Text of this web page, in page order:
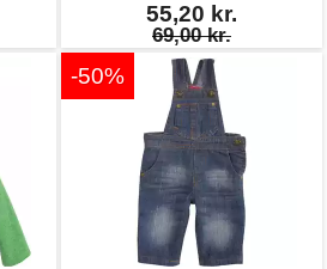
55,20 kr.
69,00 kr.
-50%